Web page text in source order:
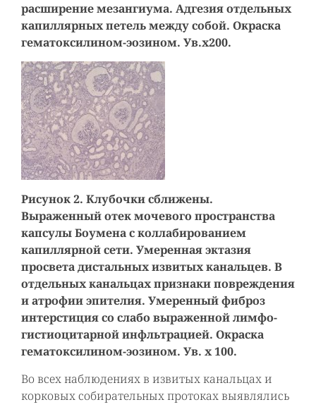
расширение мезангиума. Адгезия отдельных
капиллярных петель между собой. Окраска
гематоксилином-эозином. Ув.х200.
Рисунок 2. Клубочки сближены.
Выраженный отек мочевого пространства
капсулы Боумена с коллабированием
капиллярной сети. Умеренная эктазия
просвета дистальных извитых канальцев. В
отдельных канальцах признаки повреждения
и атрофии эпителия. Умеренный фиброз
интерстиция со слабо выраженной лимфо-
гистиоцитарной инфльтрацией. Окраска
гематоксилином-эозином. Ув. х 100.
Во всех наблюдениях в извитых канальцах и
корковых собирательных протоках выявлялись